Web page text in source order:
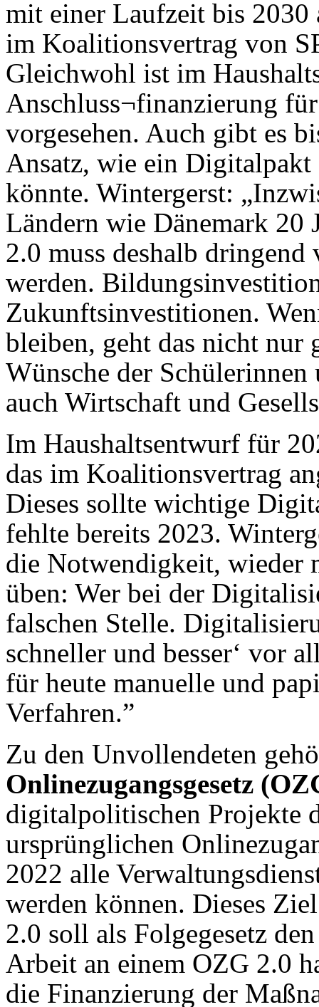
mit einer Laufzeit bis 2030
im Koalitionsvertrag von
Gleichwohl ist im
Anschluss¬finanzierung
vorgesehen. Auch gibt es
Ansatz, wie ein Digitalpakt
könnte. Wintergerst:
Ländern wie Dänemark 20
2.0 muss deshalb
werden.
Zukunftsinvestitionen.
bleiben, geht das nicht nur
Wünsche der Schülerinnen
auch Wirtschaft und
Im Haushaltsentwurf für
das im Koalitionsvertrag
Dieses sollte wichtige
fehlte bereits 2023.
die Notwendigkeit, wieder
üben: Wer bei der
falschen Stelle.
schneller und besser‘ vor
für heute manuelle und
Verfahren.”
Zu den Unvollendeten
Onlinezugangsgesetz
digitalpolitischen Projekte
ursprünglichen
2022 alle
werden können. Dieses
2.0 soll als Folgegesetz
Arbeit an einem OZG 2.0
die Finanzierung der